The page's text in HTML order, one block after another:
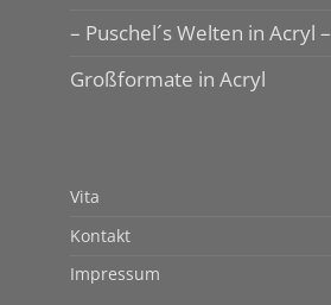
– Puschel´s Welten in Acryl –
Großformate in Acryl
Vita
Kontakt
Impressum